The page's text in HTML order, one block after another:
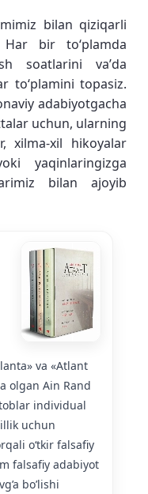
bilan qiziqarli
Har bir toʻplamda
soatlarini vaʼda
toʻplamini topasiz.
adabiyotgacha
uchun, ularning
xilma-xil hikoyalar
yaqinlaringizga
bilan ajoyib
va «Atlant
olgan Ain Rand
individual
uchun
oʻtkir falsafiy
falsafiy adabiyot
bo’lishi